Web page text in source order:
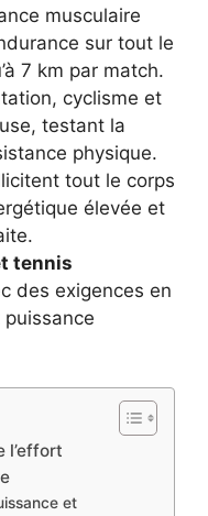
musculaire
sur tout le
7 km par match.
cyclisme et
testant la
physique.
tout le corps
élevée et
tennis
des exigences en
l’effort
et